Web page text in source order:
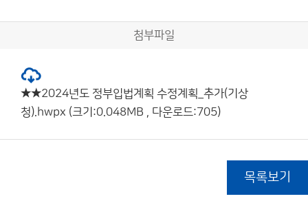
첨부파일
★★2024년도 정부입법계획 수정계획_추가(기상
청).hwpx (크기:0.048MB , 다운로드:705)
목록보기